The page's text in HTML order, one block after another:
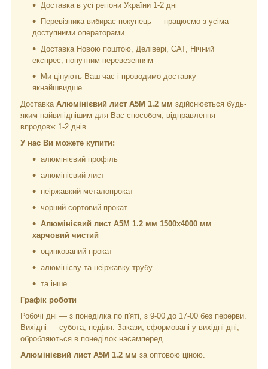
Доставка в усі регіони України 1-2 дні
Перевізника вибирає покупець — працюємо з усіма
доступними операторами
Доставка Новою поштою, Делівері, САТ, Нічний
експрес, попутним перевезенням
Ми цінують Ваш час і проводимо доставку
якнайшвидше.
Доставка Алюмінієвий лист А5М 1.2 мм здійснюється будь-
яким найвигіднішим для Вас способом, відправлення
впродовж 1-2 днів.
У нас Ви можете купити:
алюмінієвий профіль
алюмінієвий лист
неіржавкий металопрокат
чорний сортовий прокат
Алюмінієвий лист А5М 1.2 мм 1500х4000 мм
харчовий чистий
оцинкований прокат
алюмінієву та неіржавку трубу
та інше
Графік роботи
Робочі дні — з понеділка по п'яті, з 9-00 до 17-00 без перерви.
Вихідні — субота, неділя. Закази, сформовані у вихідні дні,
обробляються в понеділок насамперед.
Алюмінієвий лист А5М 1.2 мм за оптовою ціною.